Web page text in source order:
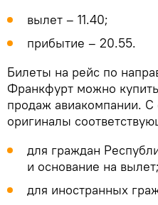
вылет – 11.40;
прибытие – 20.55.
Билеты на рейс по
Франкфурт можно
продаж авиакомпании.
оригиналы
для граждан
и основание на вылет;
для иностранных